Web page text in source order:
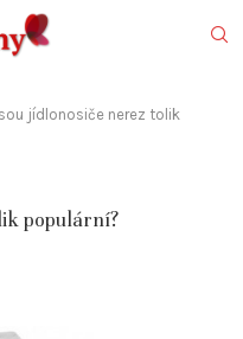
jídlonosiče nerez tolik
populární?